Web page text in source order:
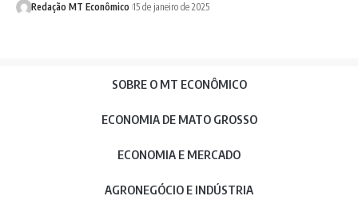
Redação MT Econômico 15 de janeiro de 2025
SOBRE O MT ECONÔMICO
ECONOMIA DE MATO GROSSO
ECONOMIA E MERCADO
AGRONEGÓCIO E INDÚSTRIA